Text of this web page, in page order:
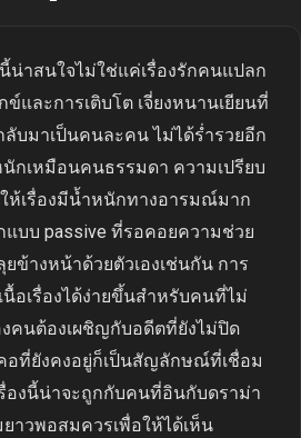
น่าสนใจไม่ใช่แค่เรื่องรักคนแปลก
และการเติบโต เจี่ยงหนานเยียนที่
บมาเป็นคนละคน ไม่ได้ร่ำรวยอีก
กเหมือนคนธรรมดา ความเปรียบ
ห้เรื่องมีน้ำหนักทางอารมณ์มาก
แบบ passive ที่รอคอยความช่วย
ข้างหน้าด้วยตัวเองเช่นกัน การ
นื้อเรื่องได้ง่ายขึ้นสำหรับคนที่ไม่
คนต้องเผชิญกับอดีตที่ยังไม่ปิด
อที่ยังคงอยู่ก็เป็นสัญลักษณ์ที่เชื่อม
องนี้น่าจะถูกกับคนที่อินกับดราม่า
วพอสมควรเพื่อให้ได้เห็น